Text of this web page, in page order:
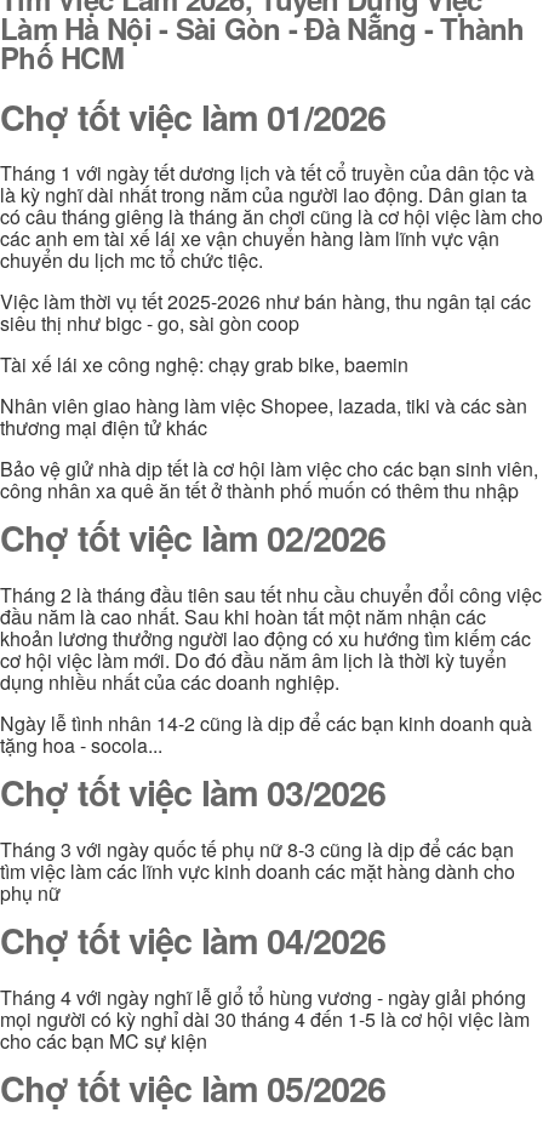
Làm Hà Nội - Sài Gòn - Đà Nẵng - Thành
Phố HCM
Chợ tốt việc làm 01/2026
Tháng 1 với ngày tết dương lịch và tết cổ truyền của dân tộc và
là kỳ nghĩ dài nhất trong năm của người lao động. Dân gian ta
có câu tháng giêng là tháng ăn chơi cũng là cơ hội việc làm cho
các anh em tài xế lái xe vận chuyển hàng làm lĩnh vực vận
chuyển du lịch mc tổ chức tiệc.
Việc làm thời vụ tết 2025-2026 như bán hàng, thu ngân tại các
siêu thị như bigc - go, sài gòn coop
Tài xế lái xe công nghệ: chạy grab bike, baemin
Nhân viên giao hàng làm việc Shopee, lazada, tiki và các sàn
thương mại điện tử khác
Bảo vệ giử nhà dịp tết là cơ hội làm việc cho các bạn sinh viên,
công nhân xa quê ăn tết ở thành phố muốn có thêm thu nhập
Chợ tốt việc làm 02/2026
Tháng 2 là tháng đầu tiên sau tết nhu cầu chuyển đổi công việc
đầu năm là cao nhất. Sau khi hoàn tất một năm nhận các
khoản lương thưởng người lao động có xu hướng tìm kiếm các
cơ hội việc làm mới. Do đó đầu năm âm lịch là thời kỳ tuyển
dụng nhiều nhất của các doanh nghiệp.
Ngày lễ tình nhân 14-2 cũng là dịp để các bạn kinh doanh quà
tặng hoa - socola...
Chợ tốt việc làm 03/2026
Tháng 3 với ngày quốc tế phụ nữ 8-3 cũng là dịp để các bạn
tìm việc làm các lĩnh vực kinh doanh các mặt hàng dành cho
phụ nữ
Chợ tốt việc làm 04/2026
Tháng 4 với ngày nghĩ lễ giổ tổ hùng vương - ngày giải phóng
mọi người có kỳ nghỉ dài 30 tháng 4 đến 1-5 là cơ hội việc làm
cho các bạn MC sự kiện
Chợ tốt việc làm 05/2026